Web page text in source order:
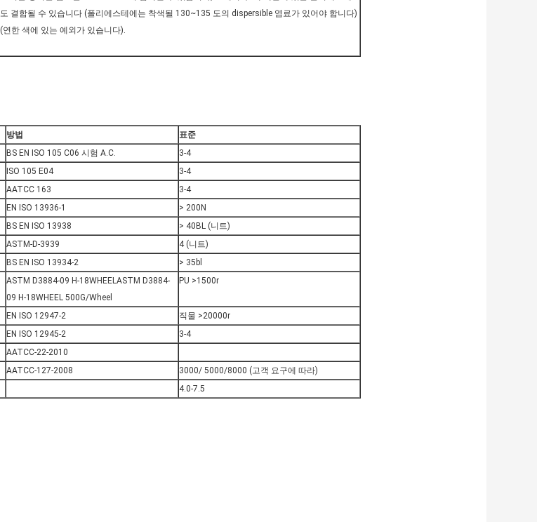
도 결합될 수 있습니다 (폴리에스테에는 착색될 130~135 도의 dispersible 염료가 있어야 합니다)
(연한 색에 있는 예외가 있습니다).
방법
표준
BS EN ISO 105 C06 시험 A.C.
3-4
ISO 105 E04
3-4
AATCC 163
3-4
EN ISO 13936-1
> 200N
BS EN ISO 13938
> 40BL (니트)
ASTM-D-3939
4 (니트)
BS EN ISO 13934-2
> 35bl
ASTM D3884-09 H-18WHEELASTM D3884-
09 H-18WHEEL 500G/Wheel
PU >1500r
EN ISO 12947-2
직물 >20000r
EN ISO 12945-2
3-4
AATCC-22-2010
AATCC-127-2008
3000/ 5000/8000 (고객 요구에 따라)
4.0-7.5